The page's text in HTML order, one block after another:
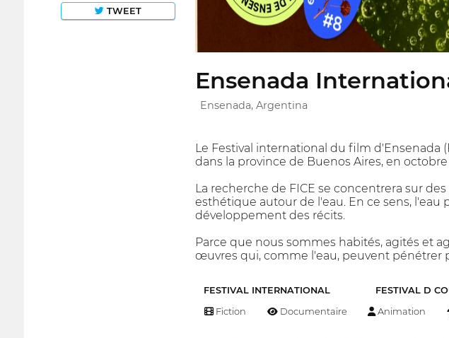
TWEET
Ensenada
Ensenada, Argentina
Le Festival international du film d'Ensenada
dans la province de Buenos Aires, en octobre
La recherche de FICE se concentrera sur
esthétique autour de l'eau. En ce sens,
développement des récits.
Parce que nous sommes habités, agités et
œuvres qui, comme l'eau, peuvent pénétrer
FESTIVAL INTERNATIONAL FESTIVAL D
Fiction Documentaire Animation